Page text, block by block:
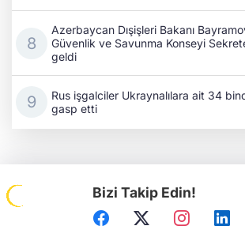
Azerbaycan Dışişleri Bakanı
Güvenlik ve Savunma Konseyi
geldi
Rus işgalciler Ukraynalılara ait 34
gasp etti
Bizi Takip Edin!